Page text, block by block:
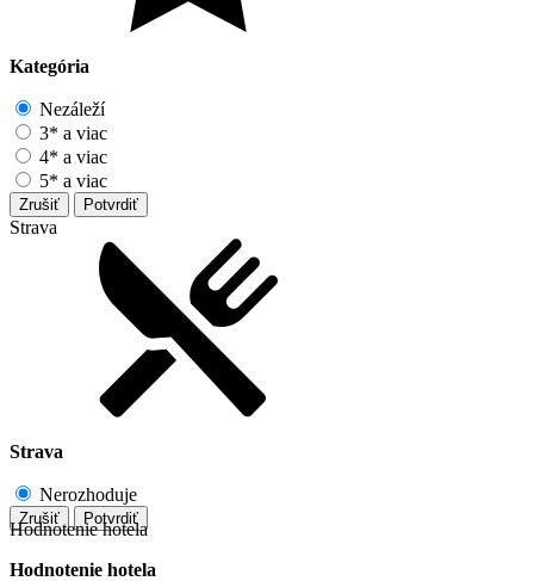
Kategória
Nezáleží
3* a viac
4* a viac
5* a viac
Zrušiť Potvrdiť
Strava
Strava
Nerozhoduje
Zrušiť Potvrdiť
Hodnotenie hotela
Hodnotenie hotela